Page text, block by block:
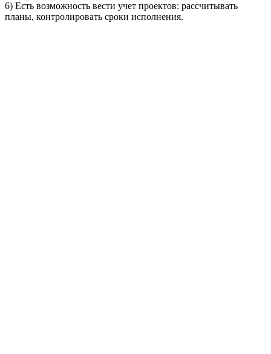
6) Есть возможность вести учет проектов: рассчитывать
планы, контролировать сроки исполнения.